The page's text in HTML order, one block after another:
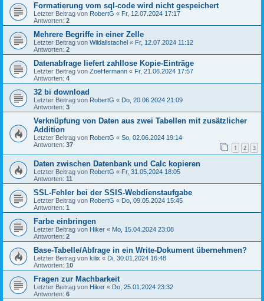
Formatierung vom sql-code wird nicht gespeichert
Letzter Beitrag von RobertG « Fr, 12.07.2024 17:17
Antworten: 2
Mehrere Begriffe in einer Zelle
Letzter Beitrag von Wildallstachel « Fr, 12.07.2024 11:12
Antworten: 2
Datenabfrage liefert zahllose Kopie-Einträge
Letzter Beitrag von ZoeHermann « Fr, 21.06.2024 17:57
Antworten: 4
32 bi download
Letzter Beitrag von RobertG « Do, 20.06.2024 21:09
Antworten: 3
Verknüpfung von Daten aus zwei Tabellen mit zusätzlicher
Addition
Letzter Beitrag von RobertG « So, 02.06.2024 19:14
Antworten: 37 1 2 3
Daten zwischen Datenbank und Calc kopieren
Letzter Beitrag von RobertG « Fr, 31.05.2024 18:05
Antworten: 11
SSL-Fehler bei der SSIS-Webdienstaufgabe
Letzter Beitrag von RobertG « Do, 09.05.2024 15:45
Antworten: 1
Farbe einbringen
Letzter Beitrag von Hiker « Mo, 15.04.2024 23:08
Antworten: 2
Base-Tabelle/Abfrage in ein Write-Dokument übernehmen?
Letzter Beitrag von kilix « Di, 30.01.2024 16:48
Antworten: 10
Fragen zur Machbarkeit
Letzter Beitrag von Hiker « Do, 25.01.2024 23:32
Antworten: 6